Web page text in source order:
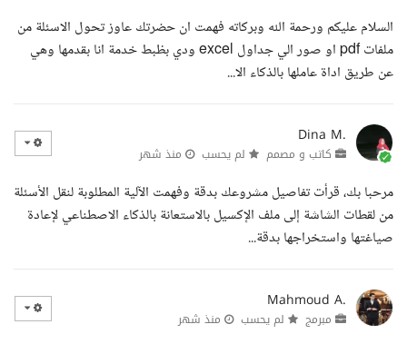
السلام عليكم ورحمة الله وبركاته فهمت ان حضرتك عاوز تحول الاسئلة من
ملفات pdf او صور الي جداول excel ودي بظبط خدمة انا بقدمها وهي
عن طريق اداة عاملها بالذكاء الا...
Dina M.
كاتب و مصمم لم يحسب منذ شهر
مرحبا بك، قرأت تفاصيل مشروعك بدقة وفهمت الآلية المطلوبة لنقل الأسئلة
من لقطات الشاشة إلى ملف الإكسيل بالاستعانة بالذكاء الاصطناعي لإعادة
صياغتها واستخراجها بدقة...
Mahmoud A.
مبرمج لم يحسب منذ شهر